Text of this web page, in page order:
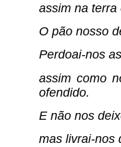
assim na terra
O pão nosso
Perdoai-nos
assim como
ofendido.
E não nos
mas livrai-nos